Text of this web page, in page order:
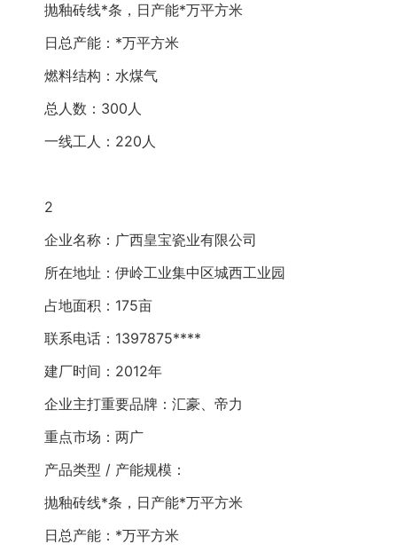
抛釉砖线*条，日产能*万平方米
日总产能：*万平方米
燃料结构：水煤气
总人数：300人
一线工人：220人
2
企业名称：广西皇宝瓷业有限公司
所在地址：伊岭工业集中区城西工业园
占地面积：175亩
联系电话：1397875****
建厂时间：2012年
企业主打重要品牌：汇豪、帝力
重点市场：两广
产品类型 / 产能规模：
抛釉砖线*条，日产能*万平方米
日总产能：*万平方米